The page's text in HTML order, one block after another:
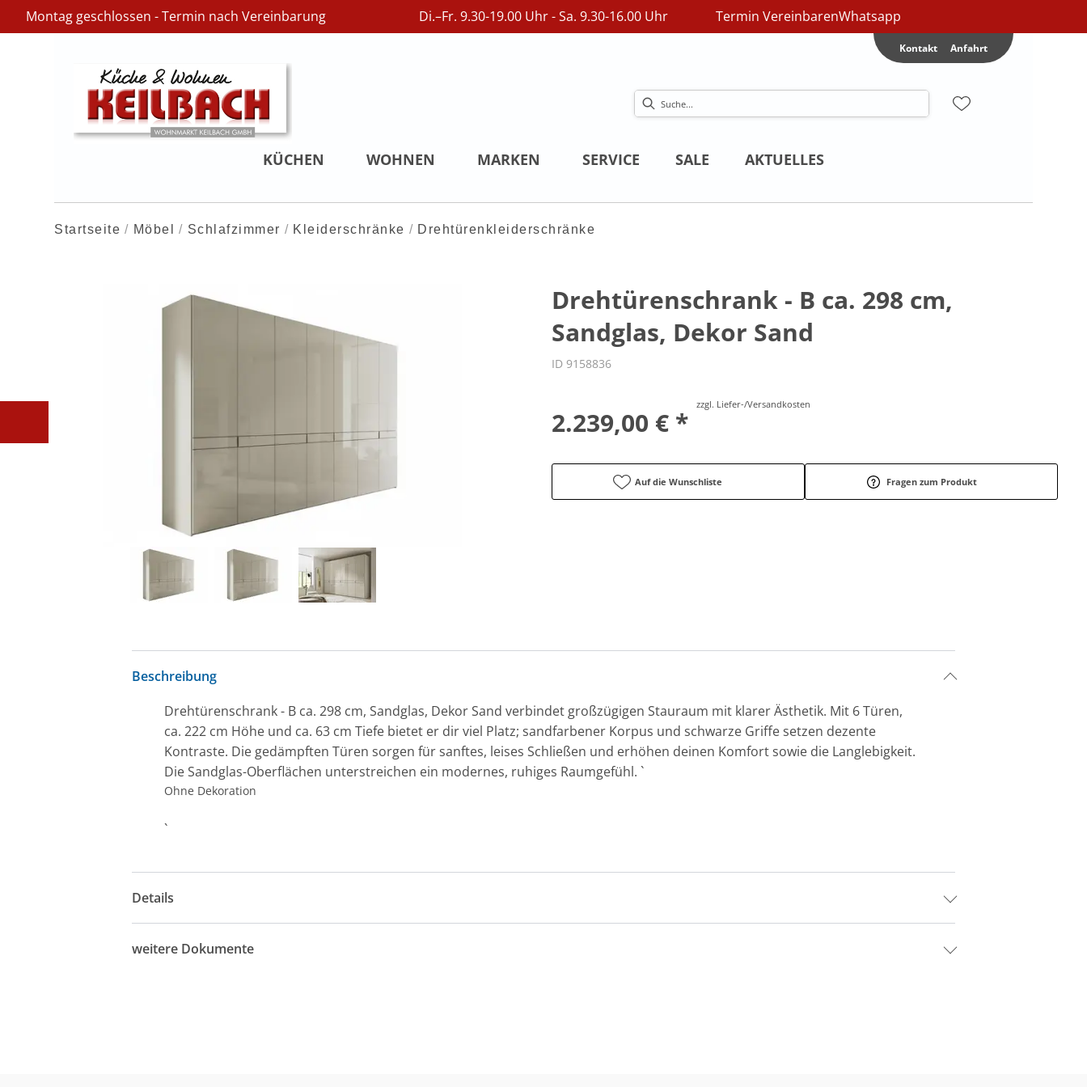
Montag geschlossen - Termin nach Vereinbarung Di.–Fr. 9.30-19.00 Uhr - Sa. 9.30-16.00 Uhr Termin VereinbarenWhatsapp
Kontakt Anfahrt
KÜCHEN WOHNEN MARKEN SERVICE SALE AKTUELLES
Startseite Möbel Schlafzimmer Kleiderschränke Drehtürenkleiderschränke
Drehtürenschrank - B ca. 298 cm,
Sandglas, Dekor Sand
ID 9158836
2.239,00 € *
zzgl. Liefer-/Versandkosten
Auf die Wunschliste Fragen zum Produkt
Beschreibung
Drehtürenschrank - B ca. 298 cm, Sandglas, Dekor Sand verbindet großzügigen Stauraum mit klarer Ästhetik. Mit 6 Türen,
ca. 222 cm Höhe und ca. 63 cm Tiefe bietet er dir viel Platz; sandfarbener Korpus und schwarze Griffe setzen dezente
Kontraste. Die gedämpften Türen sorgen für sanftes, leises Schließen und erhöhen deinen Komfort sowie die Langlebigkeit.
Die Sandglas-Oberflächen unterstreichen ein modernes, ruhiges Raumgefühl. `
Ohne Dekoration
`
Details
weitere Dokumente